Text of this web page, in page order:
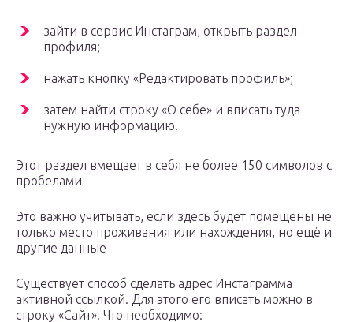
зайти в сервис Инстаграм, открыть раздел
профиля;
нажать кнопку «Редактировать профиль»;
затем найти строку «О себе» и вписать туда
нужную информацию.
Этот раздел вмещает в себя не более 150 символов с
пробелами
Это важно учитывать, если здесь будет помещены не
только место проживания или нахождения, но ещё и
другие данные
Существует способ сделать адрес Инстаграмма
активной ссылкой. Для этого его вписать можно в
строку «Сайт». Что необходимо: